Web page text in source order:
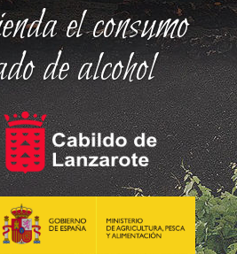
el consumo
de alcohol